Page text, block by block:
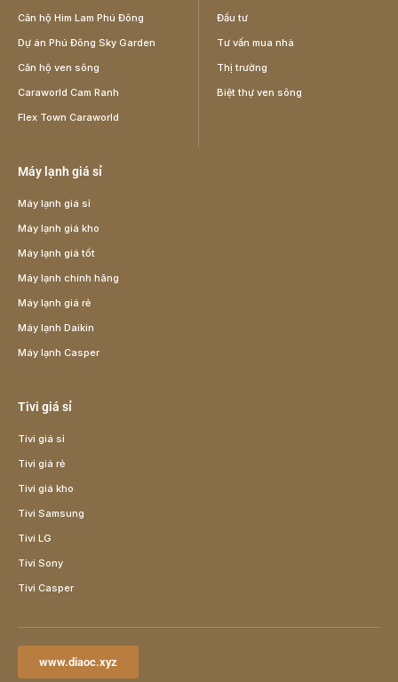
Căn hộ Him Lam Phú Đông
Dự án Phú Đông Sky Garden
Căn hộ ven sông
Caraworld Cam Ranh
Flex Town Caraworld
Đầu tư
Tư vấn mua nhà
Thị trường
Biệt thự ven sông
Máy lạnh giá sỉ
Máy lạnh giá sỉ
Máy lạnh giá kho
Máy lạnh giá tốt
Máy lạnh chính hãng
Máy lạnh giá rẻ
Máy lạnh Daikin
Máy lạnh Casper
Tivi giá sỉ
Tivi giá sỉ
Tivi giá rẻ
Tivi giá kho
Tivi Samsung
Tivi LG
Tivi Sony
Tivi Casper
www.diaoc.xyz